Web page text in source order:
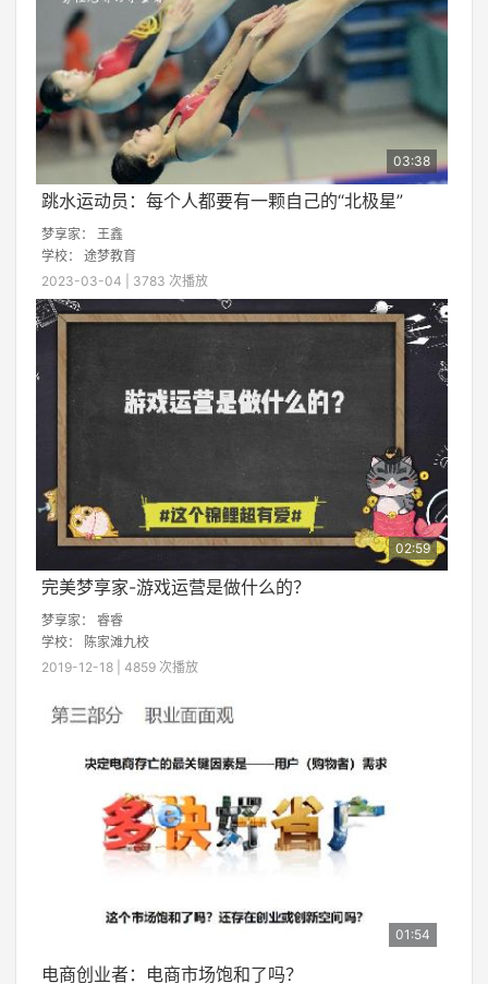
03:38
跳水运动员：每个人都要有一颗自己的“北极星”
梦享家： 王鑫
学校： 途梦教育
2023-03-04 | 3783 次播放
02:59
完美梦享家-游戏运营是做什么的？
梦享家： 睿睿
学校：
陈家滩九校
2019-12-18 | 4859 次播放
01:54
电商创业者：电商市场饱和了吗？